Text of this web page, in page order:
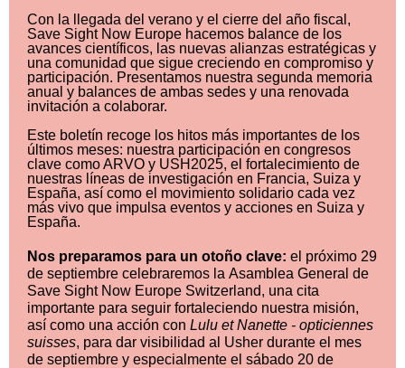
Con la llegada del verano y el cierre del año fiscal,
Save Sight Now Europe hacemos balance de los
avances científicos, las nuevas alianzas estratégicas y
una comunidad que sigue creciendo en compromiso y
participación. Presentamos nuestra segunda memoria
anual y balances de ambas sedes y una renovada
invitación a colaborar.
Este boletín recoge los hitos más importantes de los
últimos meses: nuestra participación en congresos
clave como ARVO y USH2025, el fortalecimiento de
nuestras líneas de investigación en Francia, Suiza y
España, así como el movimiento solidario cada vez
más vivo que impulsa eventos y acciones en Suiza y
España.
Nos preparamos para un otoño clave: e l próximo 29
de septiembre celebraremos la Asamblea General de
Save Sight Now Europe Switzerland, una cita
importante para seguir fortaleciendo nuestra misión,
así como una acción con Lulu et Nanette - opticiennes
suisses, para dar visibilidad al Usher durante el mes
de septiembre y especialmente el sábado 20 de